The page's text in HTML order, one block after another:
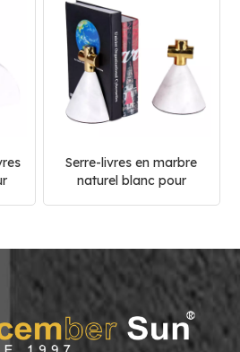
Serre-livres en marbre
naturel blanc pour